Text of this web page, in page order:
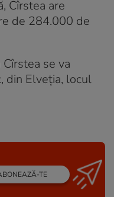
Cîrstea are
de 284.000 de
se va
din Elveția, locul
TE